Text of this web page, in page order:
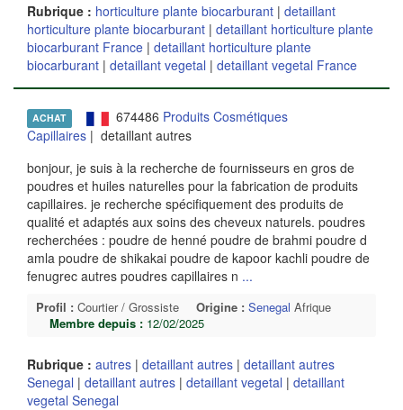
Rubrique : horticulture plante biocarburant | detaillant
horticulture plante biocarburant | detaillant horticulture plante
biocarburant France | detaillant horticulture plante
biocarburant | detaillant vegetal | detaillant vegetal France
ACHAT 674486 Produits Cosmétiques
Capillaires | detaillant autres
bonjour, je suis à la recherche de fournisseurs en gros de
poudres et huiles naturelles pour la fabrication de produits
capillaires. je recherche spécifiquement des produits de
qualité et adaptés aux soins des cheveux naturels. poudres
recherchées : poudre de henné poudre de brahmi poudre d
amla poudre de shikakai poudre de kapoor kachli poudre de
fenugrec autres poudres capillaires n ...
Profil : Courtier / Grossiste Origine : Senegal Afrique
Membre depuis : 12/02/2025
Rubrique : autres | detaillant autres | detaillant autres
Senegal | detaillant autres | detaillant vegetal | detaillant
vegetal Senegal